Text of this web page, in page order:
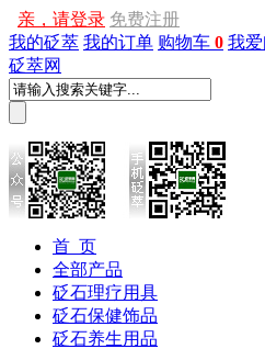
亲，请登录 免费注册
我的砭萃 我的订单 购物车 0 我
砭萃网
首 页
全部产品
砭石理疗用具
砭石保健饰品
砭石养生用品